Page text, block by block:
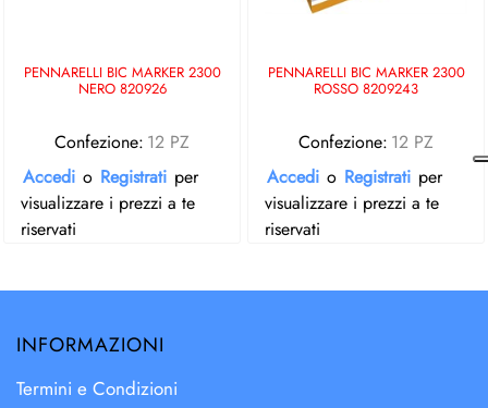
PENNARELLI BIC MARKER 2300
NERO 820926
Confezione: 12 PZ
Accedi o Registrati per
visualizzare i prezzi a te
riservati
PENNARELLI BIC MARKER 2300
ROSSO 8209243
Confezione: 12 PZ
Accedi o Registrati per
visualizzare i prezzi a te
riservati
INFORMAZIONI
Termini e Condizioni